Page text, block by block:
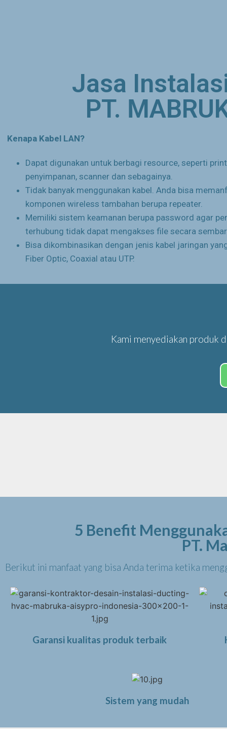
Jasa
PT.
Kenapa Kabel LAN?
Dapat digunakan untuk berbagi resource, seperti
penyimpanan, scanner dan sebagainya.
Tidak banyak menggunakan kabel. Anda bisa
komponen wireless tambahan berupa repeater.
Memiliki sistem keamanan berupa password agar
terhubung tidak dapat mengakses file secara
Bisa dikombinasikan dengan jenis kabel jaringan
Fiber Optic, Coaxial atau UTP.
Kami menyediakan produk
5 Benefit
PT.
Berikut ini manfaat yang bisa Anda terima ketika
Garansi kualitas produk terbaik
Sistem yang mudah